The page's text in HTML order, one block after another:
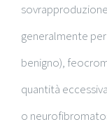
generalmente
benigno),
quantità
o